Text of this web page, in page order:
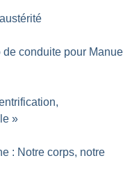
conduite pour
»
: Notre corps, notre